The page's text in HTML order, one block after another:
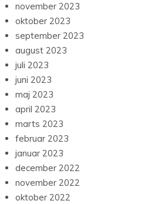
november 2023
oktober 2023
september 2023
august 2023
juli 2023
juni 2023
maj 2023
april 2023
marts 2023
februar 2023
januar 2023
december 2022
november 2022
oktober 2022